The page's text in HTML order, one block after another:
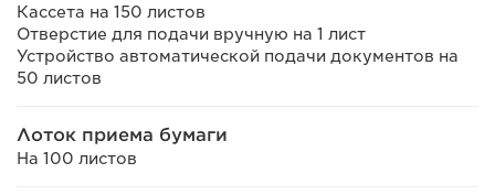
Кассета на 150 листов
Отверстие для подачи вручную на 1 лист
Устройство автоматической подачи документов на
50 листов
Лоток приема бумаги
На 100 листов